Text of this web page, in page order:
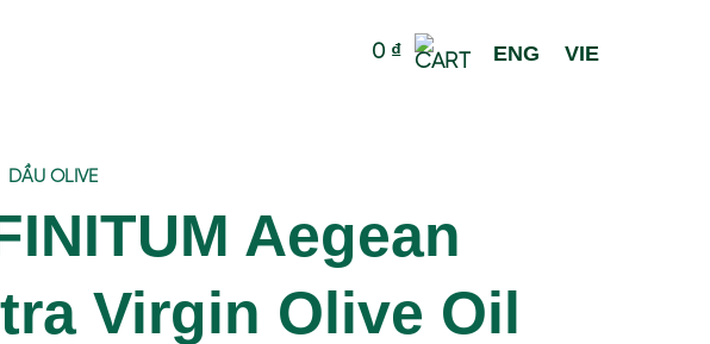
0 ₫ ENG VIE
DẦU OLIVE
Aegean
Virgin Olive Oil